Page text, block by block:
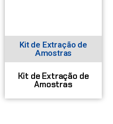
Kit de Extração de
Amostras
Kit de Extração de
Amostras